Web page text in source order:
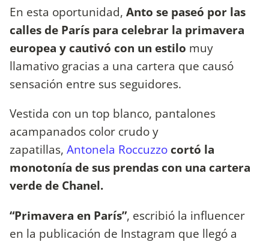
En esta oportunidad, Anto se paseó por las
calles de París para celebrar la primavera
europea y cautivó con un estilo muy
llamativo gracias a una cartera que causó
sensación entre sus seguidores.
Vestida con un top blanco, pantalones
acampanados color crudo y
zapatillas, Antonela Roccuzzo cortó la
monotonía de sus prendas con una cartera
verde de Chanel.
“Primavera en París”, escribió la influencer
en la publicación de Instagram que llegó a